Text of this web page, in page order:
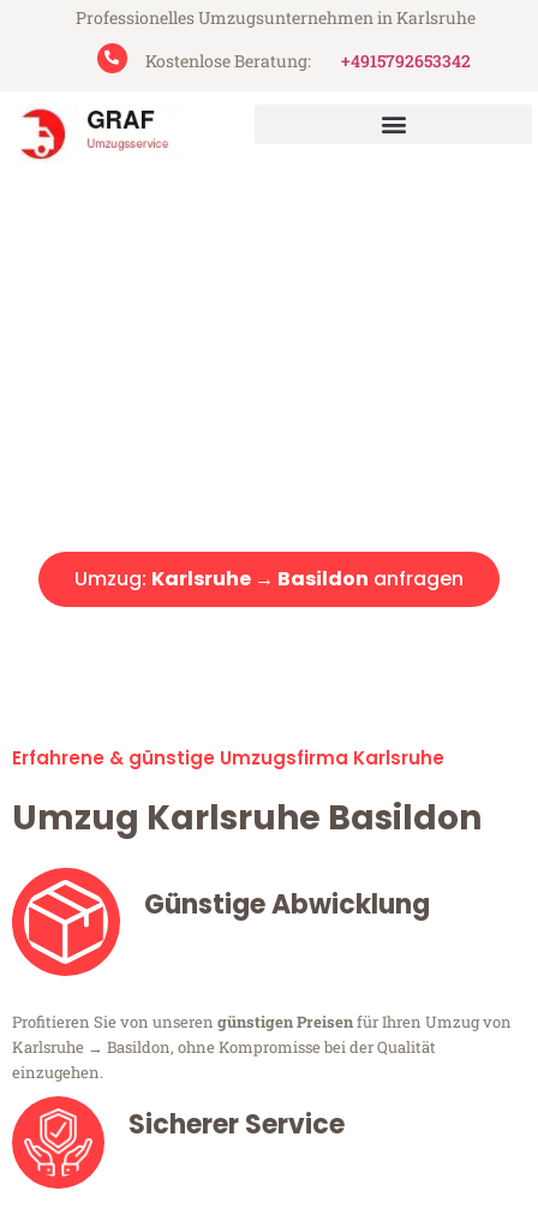
Professionelles Umzugsunternehmen in Karlsruhe
Kostenlose Beratung:
+4915792653342
Umzug: Karlsruhe → Basildon anfragen
Erfahrene & günstige Umzugsfirma Karlsruhe
Umzug Karlsruhe Basildon
Günstige Abwicklung
Profitieren Sie von unseren günstigen Preisenfür Ihren Umzug von
Karlsruhe → Basildon, ohne Kompromisse bei der Qualität
einzugehen.
Sicherer Service